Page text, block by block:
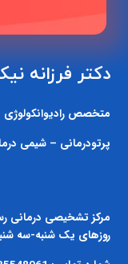
دکتر فرزانه
متخصص رادیوانکولوژی
پرتودرمانی – شیمی
مرکز تشخیصی درمانی
روزهای یک شنبه-سه